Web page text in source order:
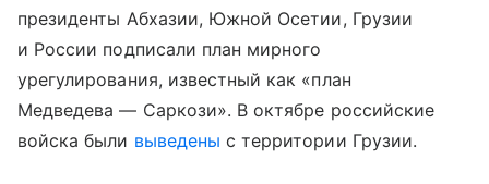
президенты Абхазии, Южной Осетии, Грузии
и России подписали план мирного
урегулирования, известный как «план
Медведева — Саркози». В октябре российские
войска были выведены с территории Грузии.